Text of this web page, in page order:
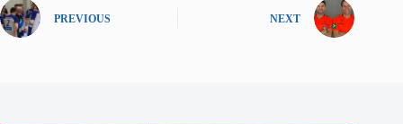
PREVIOUS NEXT